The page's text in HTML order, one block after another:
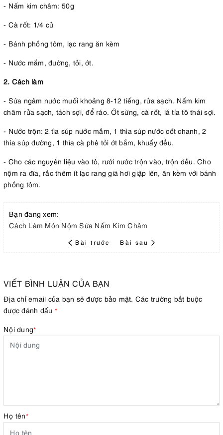
- Nấm kim châm: 50g
- Cà rốt: 1/4 củ
- Bánh phồng tôm, lạc rang ăn kèm
- Nước mắm, đường, tỏi, ớt.
2. Cách làm
- Sứa ngâm nước muối khoảng 8-12 tiếng, rửa sạch. Nấm kim
châm rửa sạch, tách sợi, để ráo. Ớt sừng, cà rốt, lá tía tô thái sợi.
- Nước trộn: 2 tìa súp nước mắm, 1 thìa súp nước cốt chanh, 2
thìa súp đường, 1 thìa cà phê tỏi ớt bắm, khuấy đều.
- Cho các nguyên liệu vào tô, rưới nước trộn vào, trộn đều. Cho
nộm ra đĩa, rắc thêm ít lạc rang giã hơi giập lên, ăn kèm với bánh
phồng tôm.
Bạn đang xem:
Cách Làm Món Nộm Sứa Nấm Kim Châm
Bài trước Bài sau
VIẾT BÌNH LUẬN CỦA BẠN
Địa chỉ email của bạn sẽ được bảo mật. Các trường bắt buộc
được đánh dấu *
Nội dung*
Họ tên*